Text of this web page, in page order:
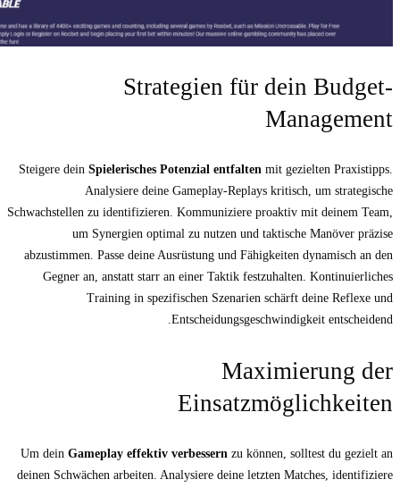
Strategien
Steigere deinSpielerisches Potenzial
Analysiere deine Gameplay-
Schwachstellen zu identifizieren.
um Synergien optimal zu nutzen
abzustimmen. Passe deine Ausrüstung und
Gegner an, anstatt starr an einer Taktik
Training in spezifischen
Um deinGameplay effektiv verbessern zu
deinen Schwächen arbeiten. Analysiere